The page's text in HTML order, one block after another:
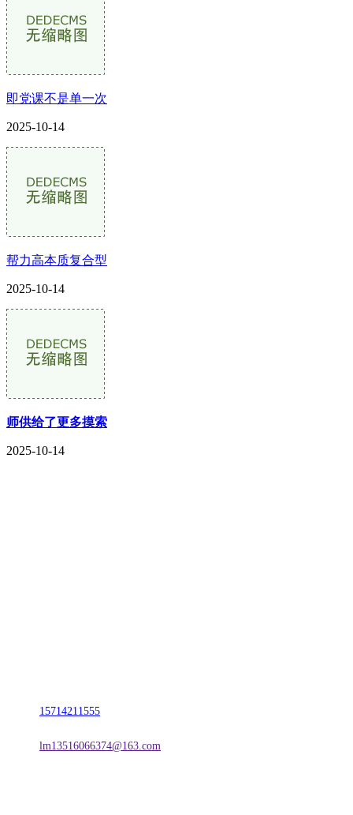
即党课不是单一次
2025-10-14
帮力高本质复合型
2025-10-14
师供给了更多摸索
2025-10-14
15714211555
lm13516066374@163.com